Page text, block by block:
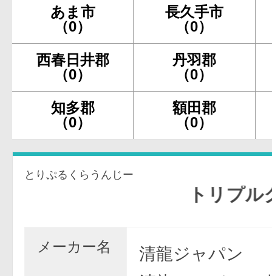
あま市
（0）
長久手市
（0）
西春日井郡
（0）
丹羽郡
（0）
知多郡
（0）
額田郡
（0）
とりぷるくらうんじー
トリプルクラ
メーカー名
清龍ジャパン